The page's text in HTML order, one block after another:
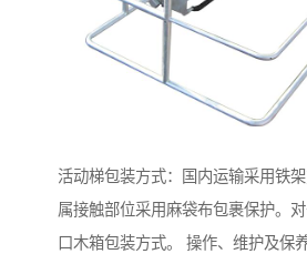
活动梯包装方式：国内运输采用铁
属接触部位采用麻袋布包裹保护。
口木箱包装方式。 操作、维护及保